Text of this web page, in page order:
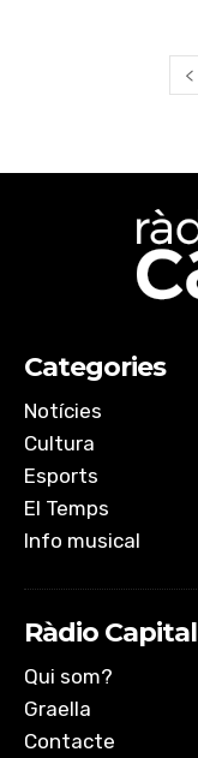
Categories
Notícies
Cultura
Esports
El Temps
Info musical
Ràdio Capital
Qui som?
Graella
Contacte